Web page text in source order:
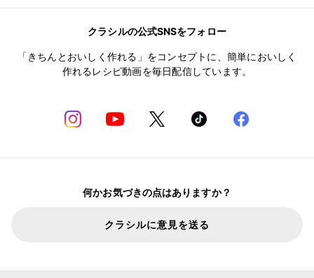
クラシルの公式SNSをフォロー
「きちんとおいしく作れる」をコンセプトに、簡単においしく
作れるレシピ動画を毎日配信しています。
何かお気づきの点はありますか？
クラシルに意見を送る